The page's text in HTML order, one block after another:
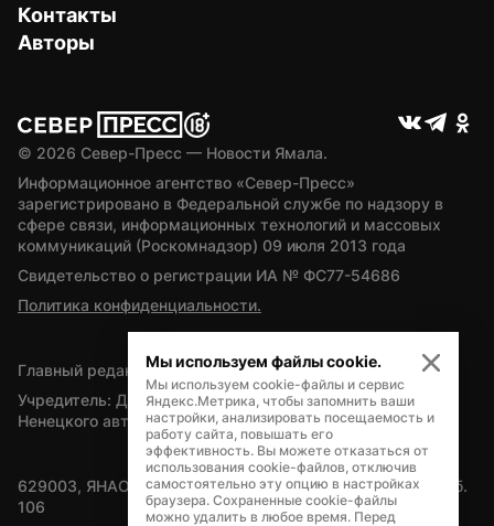
Контакты
Авторы
© 2026 Север-Пресс — Новости Ямала.
Информационное агентство «Север-Пресс»
зарегистрировано в Федеральной службе по надзору в
сфере связи, информационных технологий и массовых
коммуникаций (Роскомнадзор) 09 июля 2013 года
Свидетельство о регистрации ИА № ФС77-54686
Политика конфиденциальности.
Главный редактор — А.Л. Поздеев
Учредитель: Департамент внутренней политики Ямало-
Ненецкого автономного округа
629003, ЯНАО, Салехард, мкр. Богдана Кнунянца, д.1, каб.
106
Мы используем файлы cookie.
Мы используем cookie-файлы и сервис
Яндекс.Метрика, чтобы запомнить ваши
настройки, анализировать посещаемость и
работу сайта, повышать его
эффективность. Вы можете отказаться от
использования cookie-файлов, отключив
самостоятельно эту опцию в настройках
браузера. Сохраненные cookie-файлы
можно удалить в любое время. Перед